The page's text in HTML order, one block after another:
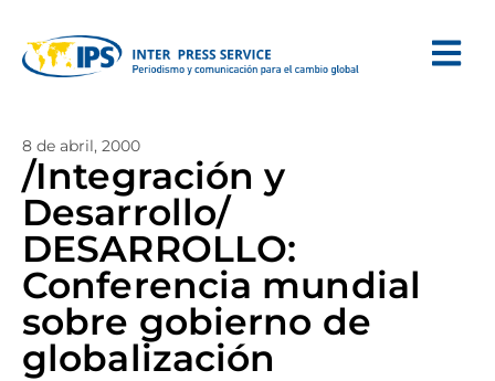
8 de abril, 2000
/Integración y
Desarrollo/
DESARROLLO:
Conferencia mundial
sobre gobierno de
globalización